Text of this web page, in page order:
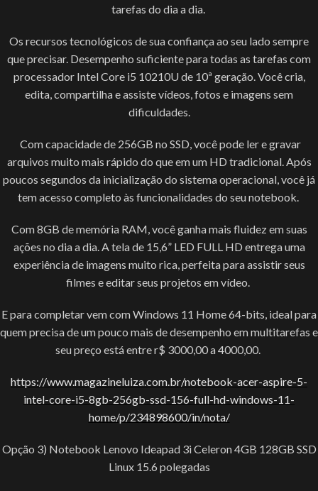
tarefas do dia a dia.
Os recursos tecnológicos de sua confiança ao seu lado sempre
que precisar. Desempenho suficiente para todas as tarefas com
processador Intel Core i5 10210U de 10ª geração. Você cria,
edita, compartilha e assiste vídeos, fotos e imagens sem
dificuldades.
Com capacidade de 256GB no SSD, você pode ler e gravar
arquivos muito mais rápido do que em um HD tradicional. Após
poucos segundos da inicialização do sistema operacional, você já
tem acesso completo às funcionalidades do seu notebook.
Com 8GB de memória RAM, você ganha mais fluidez em suas
ações no dia a dia. A tela de 15,6” LED FULL HD entrega uma
experiência de imagens muito rica, perfeita para assistir seus
filmes e editar seus projetos em vídeo.
E para completar vem com Windows 11 Home 64-bits, ideal para
quem precisa de um pouco mais de desempenho em multitarefas e
seu preço está entre r$ 3000,00 a 4000,00.
https://www.magazineluiza.com.br/notebook-acer-aspire-5-
intel-core-i5-8gb-256gb-ssd-156-full-hd-windows-11-
home/p/234898600/in/nota/
Opção 3) Notebook Lenovo Ideapad 3i Celeron 4GB 128GB SSD
Linux 15.6 polegadas